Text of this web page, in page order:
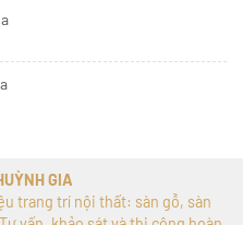
GIA
trang trí nội thất: sàn gỗ, sàn